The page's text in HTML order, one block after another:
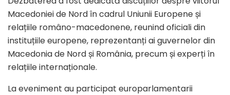
Macedoniei de Nord în cadrul Uniunii Europene și
relațiile româno-macedonene, reunind oficiali din
instituțiile europene, reprezentanți ai guvernelor din
Macedonia de Nord și România, precum și experți în
relațiile internaționale.
La eveniment au participat europarlamentarii